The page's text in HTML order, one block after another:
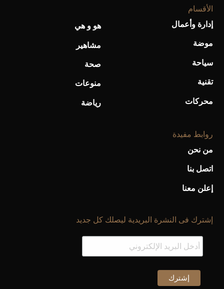
الأقسام
إدارة وأعمال
موضة
سياحة
تقنية
محركات
هو و هي
مشاهير
صحة
منوعات
رياضة
روابط مفيدة
من نحن
اتصل بنا
إعلن معنا
إشترك فى النشرة البريدية ليصلك كل جديد